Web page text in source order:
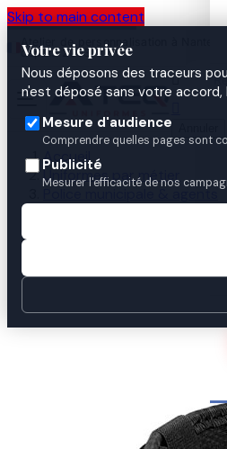
Skip to main content
Votre vie privée
Nous déposons des traceurs
n'est déposé sans votre
Mesure d'audience
Comprendre quelles pages sont
Publicité
Mesurer l'efficacité de nos
Atelier de personnalisation à Nantes
depuis 2003

Accueil
Uniformes par métier
Police municipale & agents